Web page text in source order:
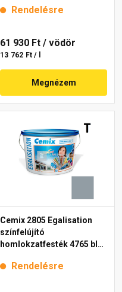
Rendelésre
61 930 Ft / vödör
13 762 Ft / l
Megnézem
Cemix 2805 Egalisation
színfelújító
homlokzatfesték 4765 blue
Rendelésre